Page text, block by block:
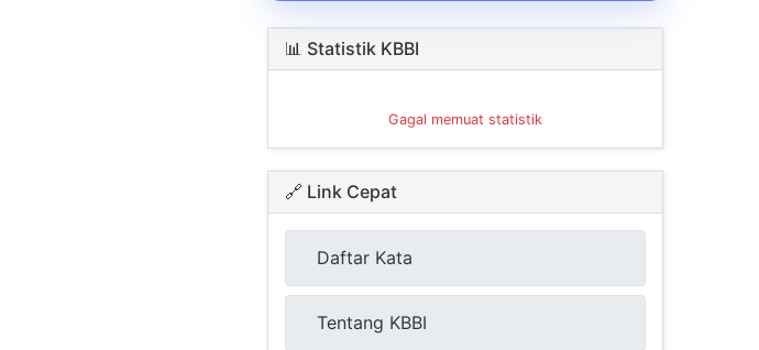
📊 Statistik KBBI
Gagal memuat statistik
🔗 Link Cepat
Daftar Kata
Tentang KBBI